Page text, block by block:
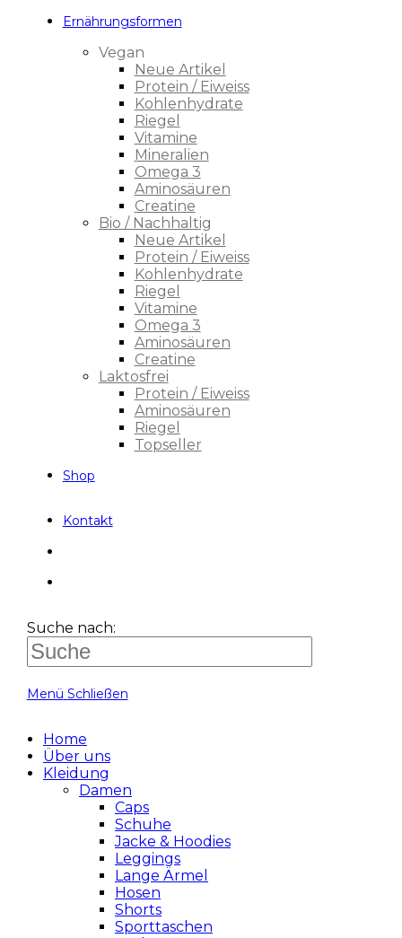
Ernährungsformen
Vegan
Neue Artikel
Protein / Eiweiss
Kohlenhydrate
Riegel
Vitamine
Mineralien
Omega 3
Aminosäuren
Creatine
Bio / Nachhaltig
Neue Artikel
Protein / Eiweiss
Kohlenhydrate
Riegel
Vitamine
Omega 3
Aminosäuren
Creatine
Laktosfrei
Protein / Eiweiss
Aminosäuren
Riegel
Topseller
Shop
Kontakt
Suche nach:
Menü Schließen
Home
Über uns
Kleidung
Damen
Caps
Schuhe
Jacke & Hoodies
Leggings
Lange Ärmel
Hosen
Shorts
Sporttaschen